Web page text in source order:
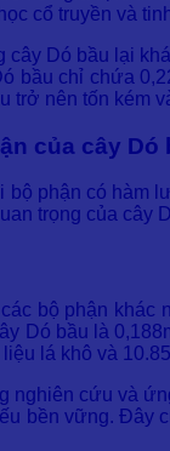
cổ truyền và
Dó bầu lại
bầu chỉ chứa
trở nên tốn kém
của cây Dó
phận có
trọng của cây
bộ phận
Dó bầu là
lá khô và
cứu và
bền vững.